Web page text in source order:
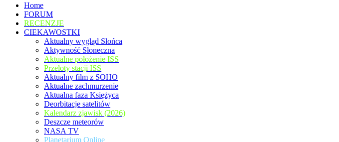
Home
FORUM
RECENZJE
CIEKAWOSTKI
Aktualny wygląd Słońca
Aktywność Słoneczna
Aktualne położenie ISS
Przeloty stacji ISS
Aktualny film z SOHO
Aktualne zachmurzenie
Aktualna faza Księżyca
Deorbitacje satelitów
Kalendarz zjawisk (2026)
Deszcze meteorów
NASA TV
Planetarium Online